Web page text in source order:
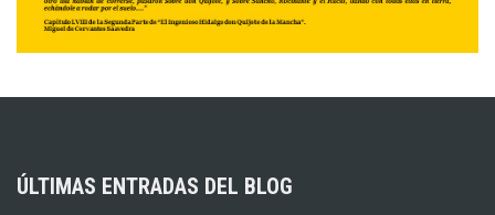
ÚLTIMAS ENTRADAS DEL BLOG